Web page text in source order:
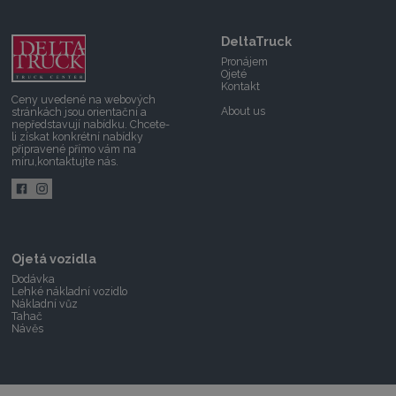
Ceny uvedené na webových
stránkách jsou orientační a
nepředstavují nabídku. Chcete-
li získat konkrétní nabídky
připravené přímo vám na
míru, kontaktujte nás.
DeltaTruck
Pronájem
Ojeté
Kontakt
About us
Ojetá vozidla
Dodávka
Lehké nákladní vozidlo
Nákladní vůz
Tahač
Návěs